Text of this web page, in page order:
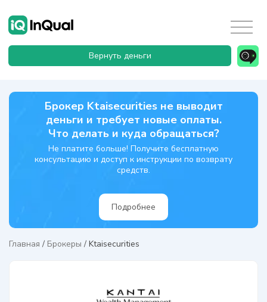
Вернуть деньги
Брокер Ktaisecurities не выводит
деньги и требует новые оплаты.
Что делать и куда обращаться?
Не платите больше! Получите бесплатную
консультацию и доступ к инструкции по возврату
средств.
Подробнее
Главная / Брокеры / Ktaisecurities